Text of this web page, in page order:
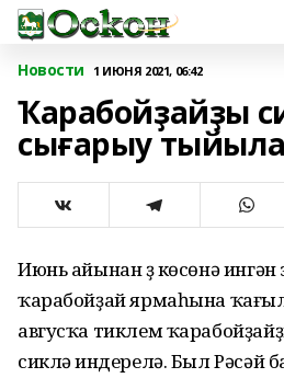
Новости 1 ИЮНЯ 2021, 06:42
Ҡарабойҙайҙы
сығарыу тыйыла
Июнь айынан үҙ көсөнә
ҡарабойҙай ярмаһына
авгусҡа тиклем
сикләү индерелә. Был Рәсәй